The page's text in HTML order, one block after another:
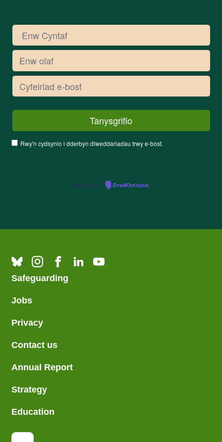
Rwy'n cydsynio i dderbyn diweddariadau trwy e-bost.
Powered by EmailOctopus
Safeguarding
Jobs
Privacy
Contact us
Annual Report
Strategy
Education